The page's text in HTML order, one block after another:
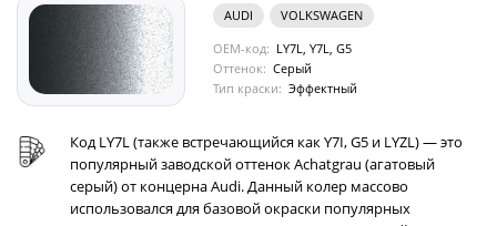
AUDI
VOLKSWAGEN
OEM-код: LY7L, Y7L, G5
Оттенок: Серый
Тип краски: Эффектный
Код LY7L (также встречающийся как Y7I, G5 и LYZL) — это
популярный заводской оттенок Achatgrau (агатовый
серый) от концерна Audi. Данный колер массово
использовался для базовой окраски популярных